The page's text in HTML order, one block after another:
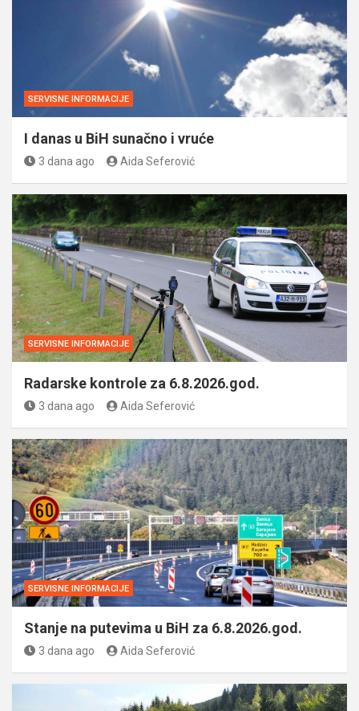
SERVISNE INFORMACIJE
I danas u BiH sunačno i vruće
3 dana ago Aida Seferović
SERVISNE INFORMACIJE
Radarske kontrole za 6.8.2026.god.
3 dana ago Aida Seferović
SERVISNE INFORMACIJE
Stanje na putevima u BiH za 6.8.2026.god.
3 dana ago Aida Seferović